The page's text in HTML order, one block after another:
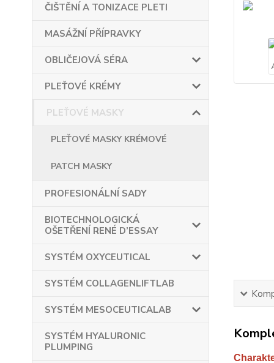
ČIŠTĚNÍ A TONIZACE PLETI
MASÁŽNÍ PŘÍPRAVKY
OBLIČEJOVÁ SÉRA
PLEŤOVÉ KRÉMY
PLEŤOVÉ MASKY
PLEŤOVÉ MASKY KRÉMOVÉ
PATCH MASKY
PROFESIONÁLNÍ SADY
BIOTECHNOLOGICKÁ
OŠETŘENÍ RENÉ D’ESSAY
SYSTÉM OXYCEUTICAL
SYSTÉM COLLAGENLIFTLAB
SYSTÉM MESOCEUTICALAB
SYSTÉM HYALURONIC
PLUMPING